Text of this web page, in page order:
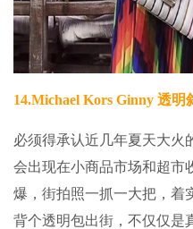
14.Michael Kors Ginny 透明
必须得承认近几年夏天大火
会出现在小商品市场和超市
爆，街拍照一抓一大把，着
背个透明包出街，不仅仅是